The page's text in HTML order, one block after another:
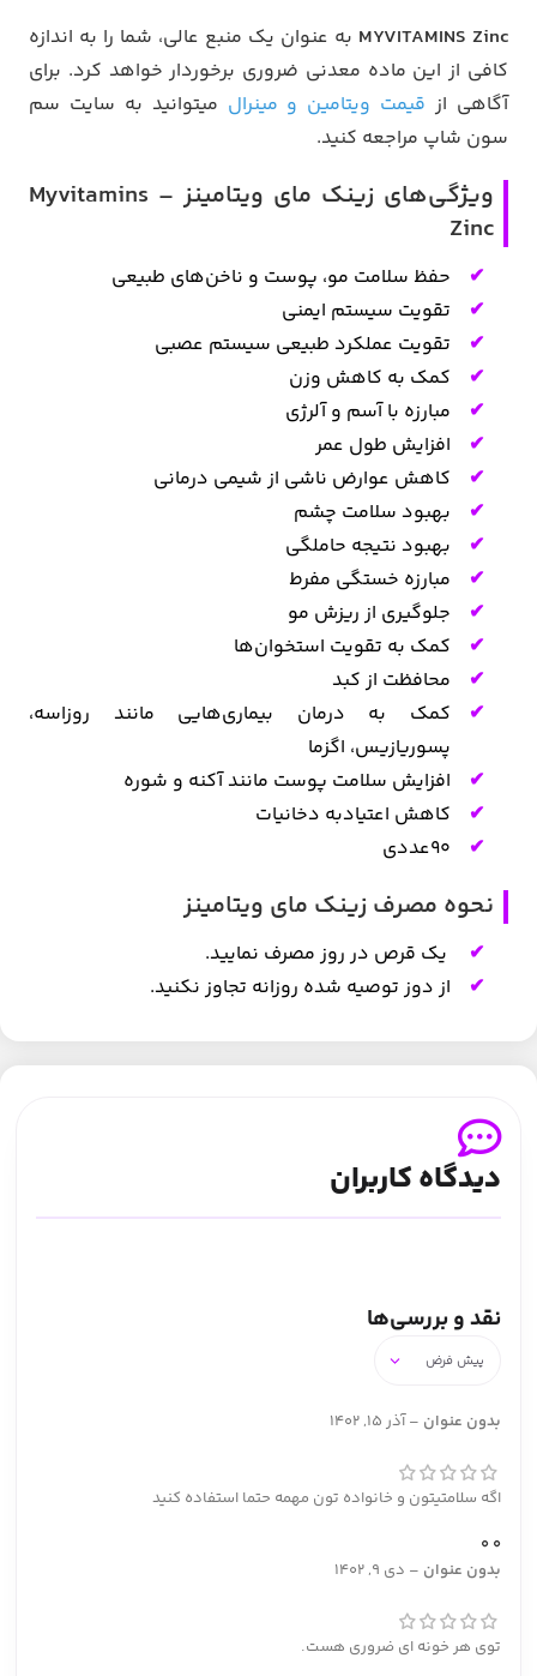
MYVITAMINS Zinc به عنوان یک منبع عالی، شما را به اندازه
کافی از این ماده معدنی ضروری برخوردار خواهد کرد. برای
آگاهی از قیمت ویتامین و مینرال میتوانید به سایت سم
سون شاپ مراجعه کنید.
ویژگی‌های زینک مای ویتامینز – Myvitamins
Zinc
حفظ سلامت مو، پوست و ناخن‌های طبیعی
تقویت سیستم ایمنی
تقویت عملکرد طبیعی سیستم عصبی
کمک به کاهش وزن
مبارزه با آسم و آلرژی
افزایش طول عمر
کاهش عوارض ناشی از شیمی درمانی
بهبود سلامت چشم
بهبود نتیجه حاملگی
مبارزه خستگی مفرط
جلوگیری از ریزش مو
کمک به تقویت استخوان‌ها
محافظت از کبد
کمک به درمان بیماری‌هایی مانند روزاسه،
پسوریازیس، اگزما
افزایش سلامت پوست مانند آکنه و شوره
کاهش اعتیادبه دخانیات
۹۰عددی
نحوه مصرف زینک مای ویتامینز
یک قرص در روز مصرف نمایید.
از دوز توصیه شده روزانه تجاوز نکنید.
دیدگاه کاربران
نقد و بررسی‌ها
بدون عنوان –آذر 15, 1402
اگه سلامتیتون و خانواده تون مهمه حتما استفاده کنید
0
0
بدون عنوان – دی 9, 1402
توی هر خونه ای ضروری هست.